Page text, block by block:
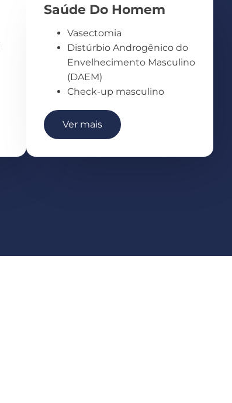
Saúde Do Homem
Vasectomia
Distúrbio Androgênico do
Envelhecimento Masculino
(DAEM)
Check-up masculino
Ver mais